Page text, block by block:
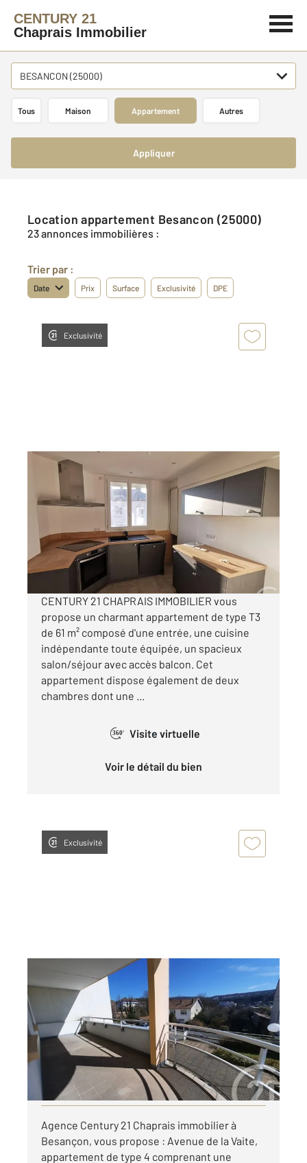
CENTURY 21
Chaprais Immobilier
BESANCON (25000)
Tous Maison Appartement Autres
Appliquer
Location appartement Besancon (25000)
23 annonces immobilières :
Trier par :
Date Prix Surface Exclusivité DPE
Exclusivité
BESANCON 25
60,98 m
, 3 pièces
Ref : 40151
Appartement T3 à louer
780 €
par mois charges comprises
CENTURY 21 CHAPRAIS IMMOBILIER vous
propose un charmant appartement de type T3
de 61 m² composé d'une entrée, une cuisine
indépendante toute équipée, un spacieux
salon/séjour avec accès balcon. Cet
appartement dispose également de deux
chambres dont une ...
360° Visite virtuelle
Voir le détail du bien
Exclusivité
BESANCON 25
81,05 m2, 4 pièces
Ref : 40116
Appartement F4 à louer
895 €
par mois charges comprises
Visiter le site dédié
Agence Century 21 Chaprais immobilier à
Besançon, vous propose : Avenue de la Vaite,
appartement de type 4 comprenant une